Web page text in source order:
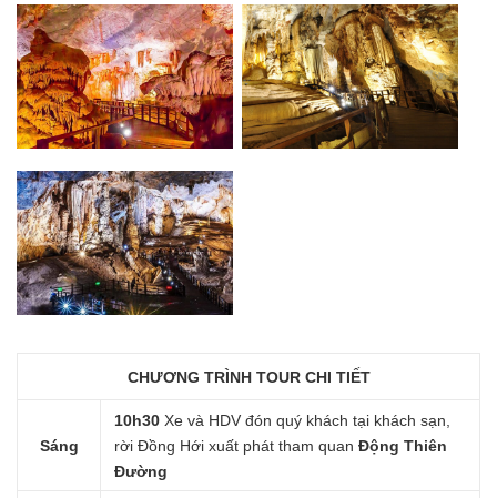
CHƯƠNG TRÌNH TOUR CHI TIẾT
Sáng
10h30 Xe và HDV đón quý khách tại khách sạn,
rời Đồng Hới xuất phát tham quanĐộng Thiên
Đường